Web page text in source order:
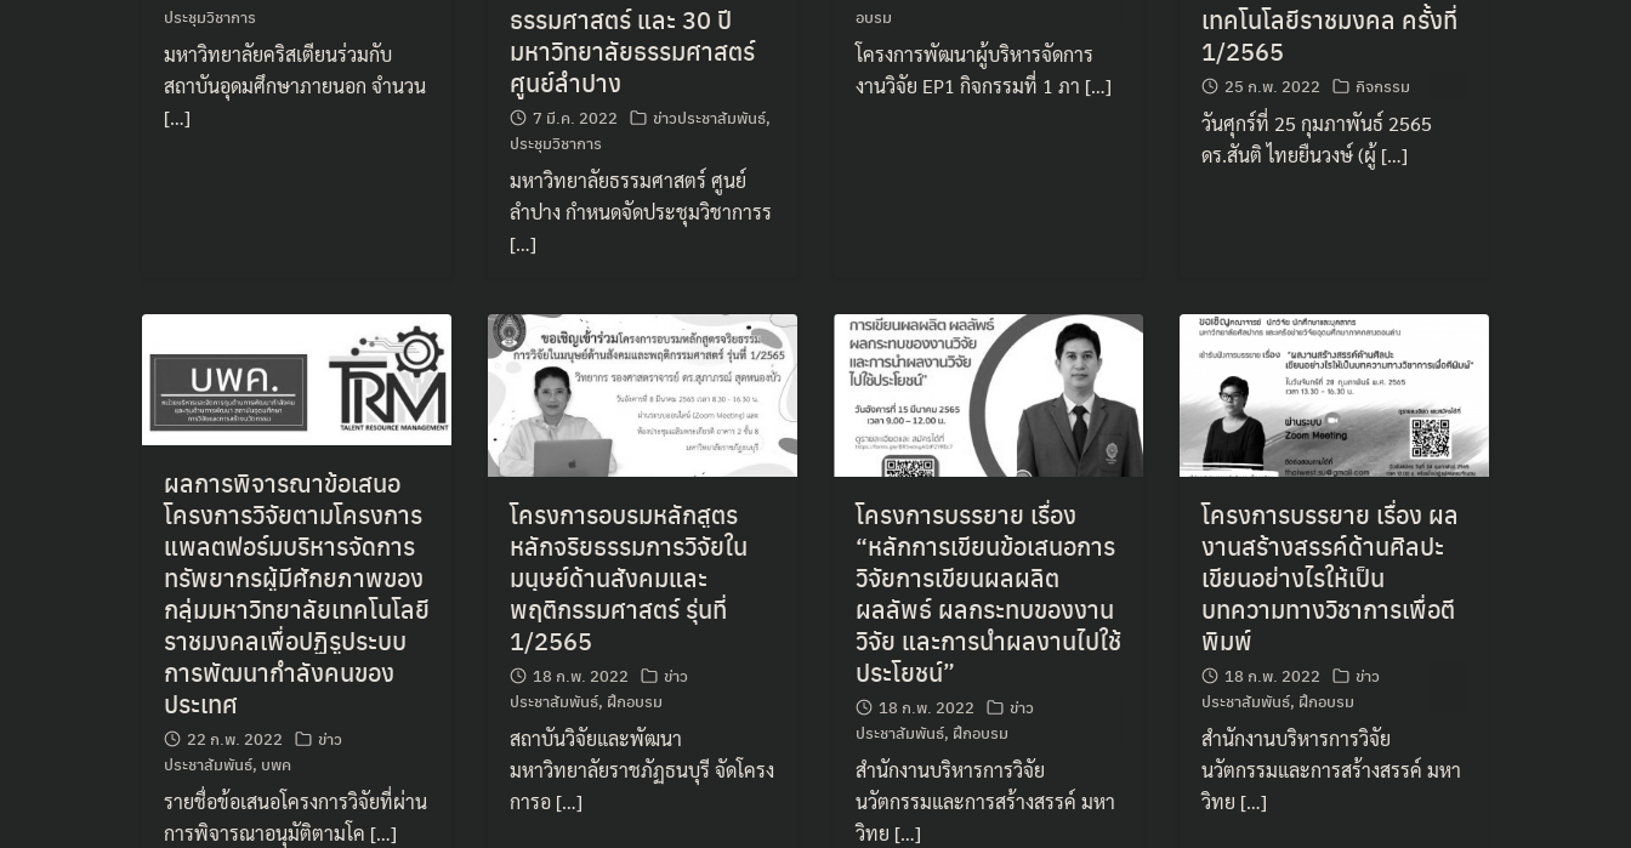
ประชุมวิชาการ
มหาวิทยาลัยคริสเตียนร่วมกับ
สถาบันอุดมศึกษาภายนอก จำนวน
[…]
ธรรมศาสตร์ และ 30 ปี
มหาวิทยาลัยธรรมศาสตร์
ศูนย์ลำปาง
7 มี.ค. 2022 ข่าวประชาสัมพันธ์,
ประชุมวิชาการ
มหาวิทยาลัยธรรมศาสตร์ ศูนย์
ลำปาง กำหนดจัดประชุมวิชาการร
[…]
อบรม
โครงการพัฒนาผู้บริหารจัดการ
งานวิจัย EP1 กิจกรรมที่ 1 ภา […]
เทคโนโลยีราชมงคล ครั้งที่
1/2565
25 ก.พ. 2022 กิจกรรม
วันศุกร์ที่ 25 กุมภาพันธ์ 2565
ดร.สันติ ไทยยืนวงษ์ (ผู้ […]
ผลการพิจารณาข้อเสนอ
โครงการวิจัยตามโครงการ
แพลตฟอร์มบริหารจัดการ
ทรัพยากรผู้มีศักยภาพของ
กลุ่มมหาวิทยาลัยเทคโนโลยี
ราชมงคลเพื่อปฏิรูประบบ
การพัฒนากำลังคนของ
ประเทศ
22 ก.พ. 2022
ข่าว
ประชาสัมพันธ์, บพค
รายชื่อข้อเสนอโครงการวิจัยที่ผ่าน
การพิจารณาอนุมัติตามโค […]
โครงการอบรมหลักสูตร
หลักจริยธรรมการวิจัยใน
มนุษย์ด้านสังคมและ
พฤติกรรมศาสตร์ รุ่นที่
1/2565
18 ก.พ. 2022
ข่าว
ประชาสัมพันธ์, ฝึกอบรม
สถาบันวิจัยและพัฒนา
มหาวิทยาลัยราชภัฏธนบุรี จัดโครง
การอ […]
โครงการบรรยาย เรื่อง
“หลักการเขียนข้อเสนอการ
วิจัยการเขียนผลผลิต
ผลลัพธ์ ผลกระทบของงาน
วิจัย และการนำผลงานไปใช้
ประโยชน์”
18 ก.พ. 2022
ข่าว
ประชาสัมพันธ์, ฝึกอบรม
สำนักงานบริหารการวิจัย
นวัตกรรมและการสร้างสรรค์ มหา
วิทย […]
โครงการบรรยาย เรื่อง ผล
งานสร้างสรรค์ด้านศิลปะ
เขียนอย่างไรให้เป็น
บทความทางวิชาการเพื่อตี
พิมพ์
18 ก.พ. 2022
ข่าว
ประชาสัมพันธ์, ฝึกอบรม
สำนักงานบริหารการวิจัย
นวัตกรรมและการสร้างสรรค์ มหา
วิทย […]